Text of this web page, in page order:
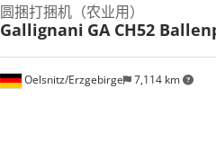
Oelsnitz/Erzgebirge 7,114 km
圆捆打捆机（农业用）
Gallignani GA CH52